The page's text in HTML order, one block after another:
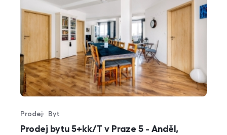
Prodej bytu 5+kk/T v Praze 5 - Anděl,
Typ nabídky
Prodej
Typ nemovitosti
Byt